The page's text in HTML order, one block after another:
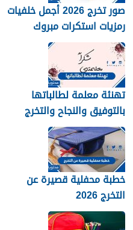
صور تخرج 2026 أجمل خلفيات
رمزيات استكرات مبروك
التخرج 1448
تهنئة معلمة لطالباتها
بالتوفيق والنجاح والتخرج
2026
خطبة محفلية قصيرة عن
التخرج 2026